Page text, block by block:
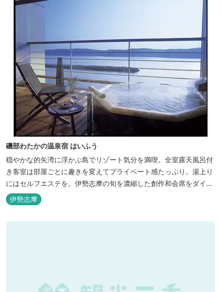
磯部わたかの温泉宿 はいふう
穏やかな的矢湾に浮かぶ島でリゾート気分を満喫。全室露天風呂付
き客室は部屋ごとに趣きを変えてプライベート感たっぷり。湯上り
にはセルフエステを。伊勢志摩の旬を濃縮した創作和会席をダイニ
ングで。
伊勢志摩